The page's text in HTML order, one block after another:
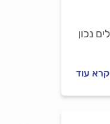
נכון
קרא עוד